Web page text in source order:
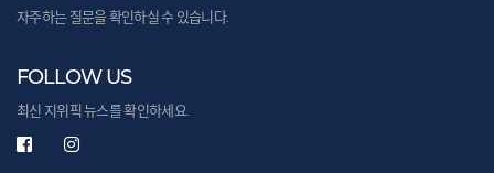
자주하는 질문을 확인하실 수 있습니다.
FOLLOW US
최신 지위픽 뉴스를 확인하세요.